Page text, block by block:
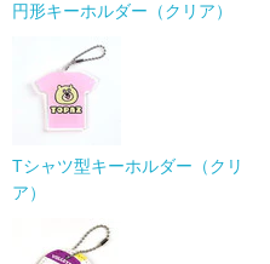
円形キーホルダー（クリア）
Tシャツ型キーホルダー（クリ
ア）